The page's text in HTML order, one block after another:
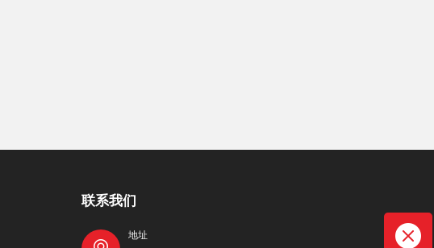
联系我们
地址